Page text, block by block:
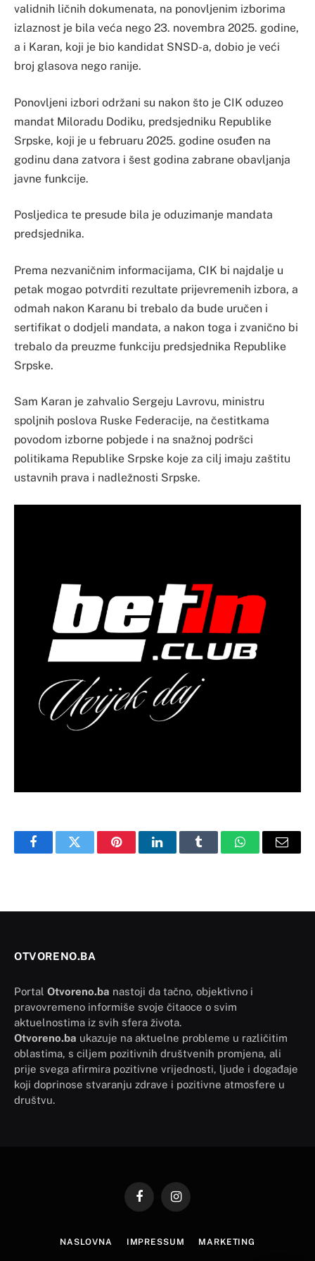
validnih ličnih dokumenata, na ponovljenim izborima
izlaznost je bila veća nego 23. novembra 2025. godine,
a i Karan, koji je bio kandidat SNSD-a, dobio je veći
broj glasova nego ranije.
Ponovljeni izbori održani su nakon što je CIK oduzeo
mandat Miloradu Dodiku, predsjedniku Republike
Srpske, koji je u februaru 2025. godine osuđen na
godinu dana zatvora i šest godina zabrane obavljanja
javne funkcije.
Posljedica te presude bila je oduzimanje mandata
predsjednika.
Prema nezvaničnim informacijama, CIK bi najdalje u
petak mogao potvrditi rezultate prijevremenih izbora, a
odmah nakon Karanu bi trebalo da bude uručen i
sertifikat o dodjeli mandata, a nakon toga i zvanično bi
trebalo da preuzme funkciju predsjednika Republike
Srpske.
Sam Karan je zahvalio Sergeju Lavrovu, ministru
spoljnih poslova Ruske Federacije, na čestitkama
povodom izborne pobjede i na snažnoj podršci
politikama Republike Srpske koje za cilj imaju zaštitu
ustavnih prava i nadležnosti Srpske.
FacebookTwitter PinterestLinkedInTumblr WhatsAppEmail
OTVORENO.BA
Portal Otvoreno.ba nastoji da tačno, objektivno i
pravovremeno informiše svoje čitaoce o svim
aktuelnostima iz svih sfera života.
Otvoreno.ba ukazuje na aktuelne probleme u različitim
oblastima, s ciljem pozitivnih društvenih promjena, ali
prije svega afirmira pozitivne vrijednosti, ljude i događaje
koji doprinose stvaranju zdrave i pozitivne atmosfere u
društvu.
FacebookInstagram
NASLOVNA IMPRESSUM MARKETING